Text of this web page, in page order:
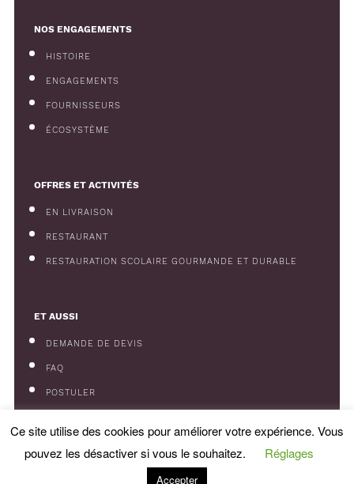
NOS ENGAGEMENTS
HISTOIRE
ENGAGEMENTS
FOURNISSEURS
ÉCOSYSTÈME
OFFRES ET ACTIVITÉS
EN LIVRAISON
RESTAURANT
RESTAURATION SCOLAIRE GOURMANDE ET DURABLE
ET AUSSI
DEMANDE DE DEVIS
FAQ
POSTULER
MENTIONS LÉGALES / COOKIES
Ce site utilise des cookies pour améliorer votre expérience. Vous
pouvez les désactiver si vous le souhaitez.
Réglages
Accepter